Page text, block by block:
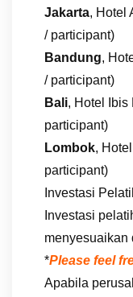
Jakarta, Hotel
/ participant)
Bandung,
/ participant)
Bali, Hotel Ibis
participant)
Lombok,
participant)
Investasi
Investasi
menyesuaikan
*Please feel
Apabila